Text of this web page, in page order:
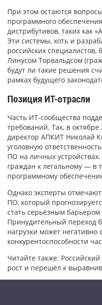
При этом остаются
программного
дистрибутивов, таких как
Эти системы, хоть и
российских специалистов,
Линусом Торвальдсом
будут ли такие решения
рамках будущего
Позиция ИТ-отрасли
Часть ИТ-сообщества
требований. Так, в
директор АПКИТ Николай
уголовную
ПО на личных
граждан к легальному — в
программному
Однако эксперты
ПО, который
стать серьёзным барьером
Принудительный переход
нагрузки может негативно
конкурентоспособности
Читайте также: Российский
рост и перешёл к